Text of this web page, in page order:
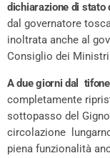
dichiarazione di stato
dal governatore
inoltrata anche al
Consiglio dei
A due giorni dal tifone
completamente
sottopasso del
circolazione
piena funzionalità